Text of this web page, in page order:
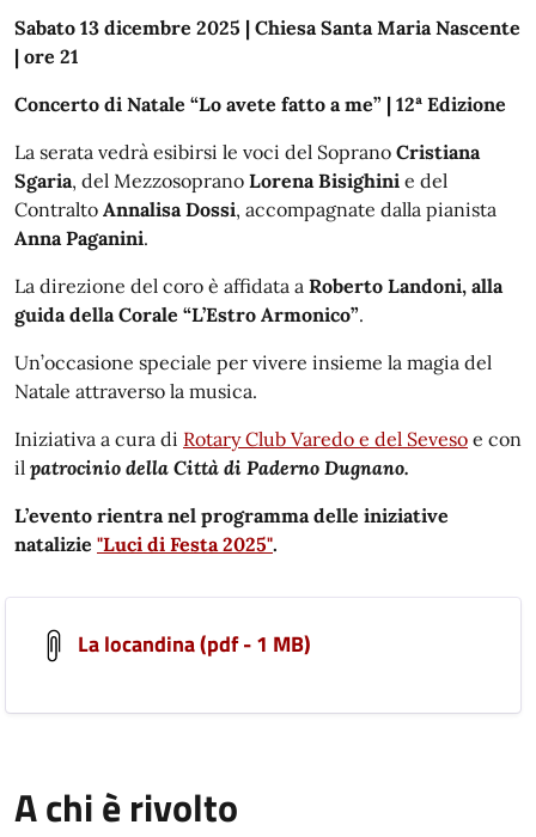
Sabato 13 dicembre 2025 | Chiesa Santa Maria Nascente
| ore 21
Concerto di Natale “Lo avete fatto a me” | 12ª Edizione
La serata vedrà esibirsi le voci del Soprano Cristiana
Sgaria, del Mezzosoprano Lorena Bisighini e del
Contralto Annalisa Dossi, accompagnate dalla pianista
Anna Paganini.
La direzione del coro è affidata a Roberto Landoni, alla
guida della Corale “L’Estro Armonico”.
Un’occasione speciale per vivere insieme la magia del
Natale attraverso la musica.
Iniziativa a cura di Rotary Club Varedo e del Seveso e con
il patrocinio della Città di Paderno Dugnano.
L’evento rientra nel programma delle iniziative
natalizie "Luci di Festa 2025".
La locandina (pdf - 1 MB)
A chi è rivolto